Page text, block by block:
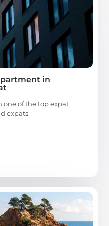
in
one of the top expat
expats